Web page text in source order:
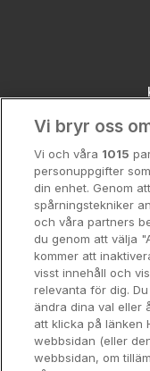
Vi bryr oss
Vi och våra 1015
personuppgifter
din enhet. Genom
spårningstekniker
och våra partners
du genom att välja
kommer att
visst innehåll och
relevanta för dig.
ändra dina val eller
att klicka på länken
webbsidan (eller
webbsidan, om